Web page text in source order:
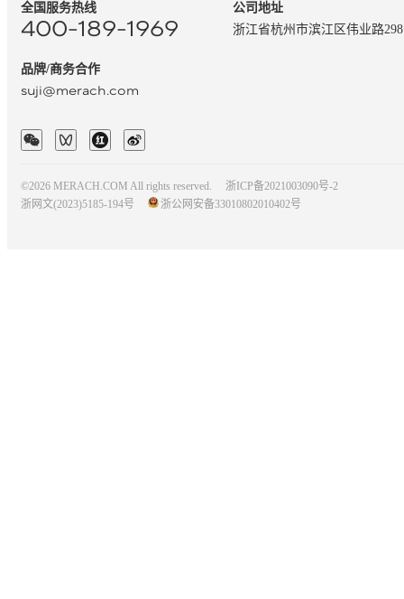
全国服务热线
400-189-1969
品牌/商务合作
suji@merach.com
公司地址
浙江省杭州市滨江区伟业路
©2026 MERACH.COM All rights reserved.
浙ICP备2021003090号-2
浙网文(2023)5185-194号
浙公网安备33010802010402号